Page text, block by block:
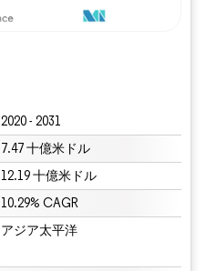
2020 - 2031
7.47 十億米ドル
12.19 十億米ドル
10.29% CAGR
アジア太平洋